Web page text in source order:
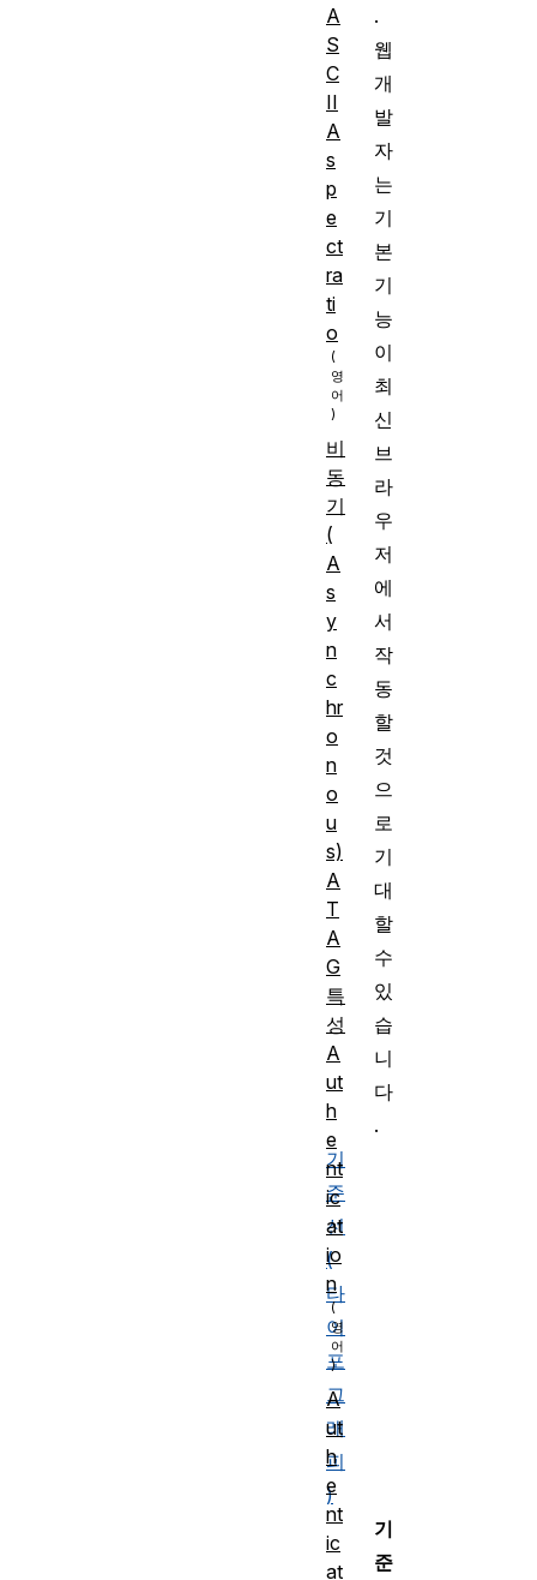
.
웹
개
발
자
는
기
본
기
능
이
최
신
브
라
우
저
에
서
작
동
할
것
으
로
기
대
할
수
있
습
니
다
.
기
준
선
(
타
이
포
그
래
피
)
기
준
A
S
C
II
A
s
p
e
ct
ra
ti
o
비
동
기
(
A
s
y
n
c
hr
o
n
o
u
s)
A
T
A
G
특
성
A
ut
h
e
nt
ic
at
io
n
A
ut
h
e
nt
ic
at